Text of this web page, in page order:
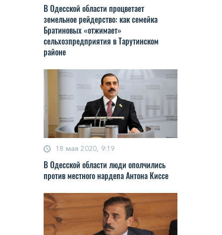
В Одесской области процветает
земельное рейдерство: как семейка
Братиновых «отжимает»
сельхозпредприятия в Тарутинском
районе
18 мая 2020, 9:19
В Одесской области люди ополчились
против местного нардепа Антона Киссе